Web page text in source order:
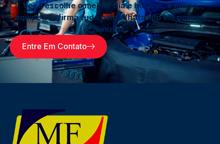
Você escolhe o melhor dia e horário, e nossa
equipe confirma tudo pelo WhatsApp em poucos
minutos.
Entre Em Contato